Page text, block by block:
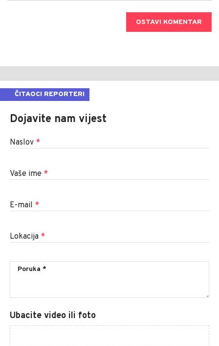
OSTAVI KOMENTAR
ČITAOCI REPORTERI
Dojavite nam vijest
Naslov *
Vaše ime *
E-mail *
Lokacija *
Ubacite video ili foto